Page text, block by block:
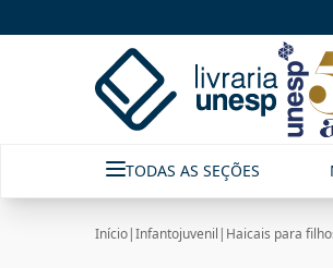
TODAS AS SEÇÕES
Início|Infantojuvenil | Haicais para